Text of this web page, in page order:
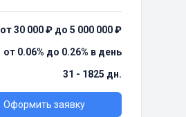
от 30 000 ₽ до 5 000 000 ₽
от 0.06% до 0.26% в день
31 - 1825 дн.
Оформить заявку